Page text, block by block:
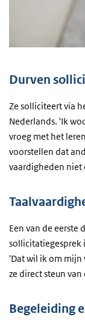
Durven
Ze solliciteert via
Nederlands. 'Ik
vroeg met het
voorstellen dat
vaardigheden niet
Een van de eerste
sollicitatiegesprek
'Dat wil ik om
ze direct steun
Begeleiding